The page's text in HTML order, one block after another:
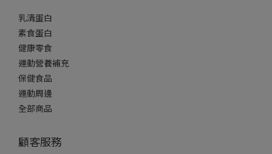
乳清蛋白
素食蛋白
健康零食
運動營養補充
保健食品
運動周邊
全部商品
顧客服務